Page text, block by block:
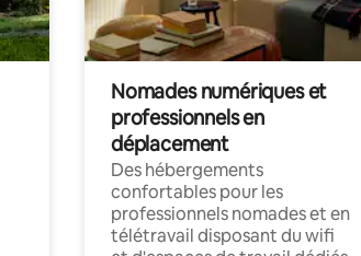
Nomades numériques et
professionnels en
déplacement
Des hébergements
confortables pour les
professionnels nomades et en
télétravail disposant du wifi